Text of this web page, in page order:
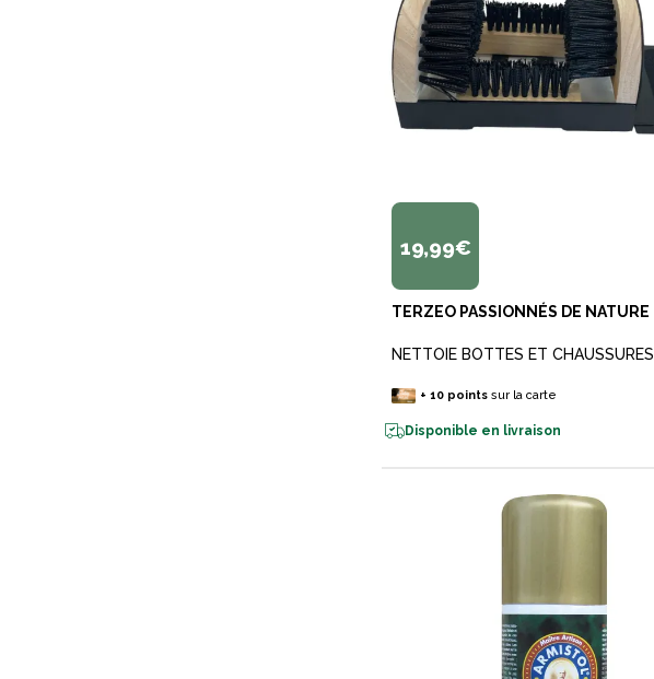
19,99€
TERZEO PASSIONNÉS DE NATURE
NETTOIE BOTTES ET CHAUSSURES
+10 points sur la carte
Disponible en livraison